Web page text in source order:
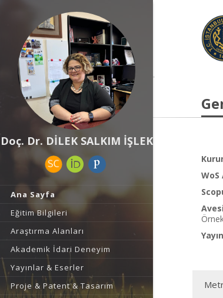
Doç. Dr. DİLEK SALKIM İŞLEK
Ana Sayfa
Eğitim Bilgileri
Araştırma Alanları
Akademik İdari Deneyim
Yayınlar & Eserler
Proje & Patent & Tasarım
WoS